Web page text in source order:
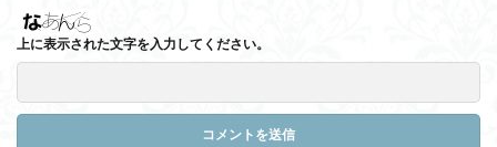
上に表示された文字を入力してください。